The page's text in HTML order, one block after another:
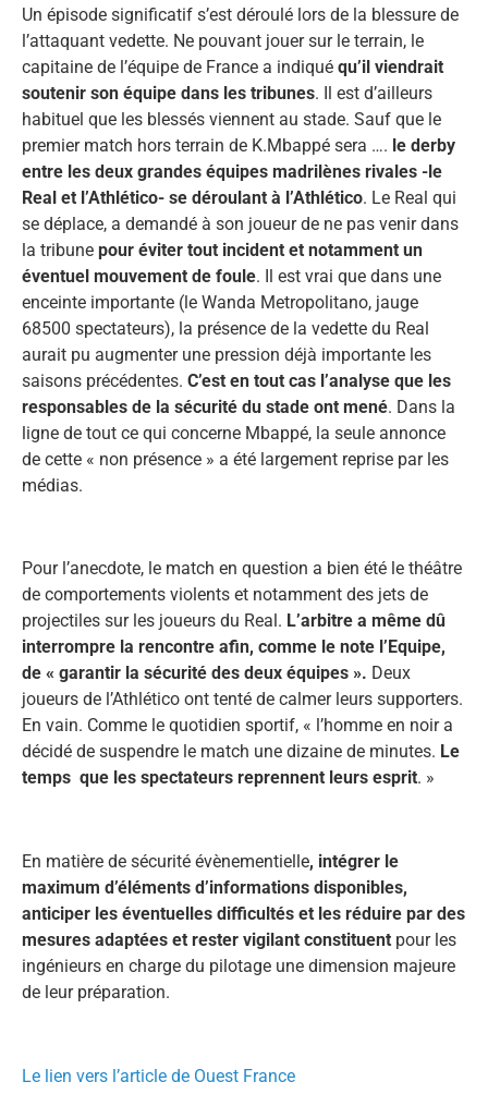
Un épisode significatif s’est déroulé lors de la blessure de
l’attaquant vedette. Ne pouvant jouer sur le terrain, le
capitaine de l’équipe de France a indiqué qu’il viendrait
soutenir son équipe dans les tribunes. Il est d’ailleurs
habituel que les blessés viennent au stade. Sauf que le
premier match hors terrain de K.Mbappé sera …. le derby
entre les deux grandes équipes madrilènes rivales -le
Real et l’Athlético- se déroulant à l’Athlético. Le Real qui
se déplace, a demandé à son joueur de ne pas venir dans
la tribune pour éviter tout incident et notamment un
éventuel mouvement de foule. Il est vrai que dans une
enceinte importante (le Wanda Metropolitano, jauge
68500 spectateurs), la présence de la vedette du Real
aurait pu augmenter une pression déjà importante les
saisons précédentes. C’est en tout cas l’analyse que les
responsables de la sécurité du stade ont mené. Dans la
ligne de tout ce qui concerne Mbappé, la seule annonce
de cette « non présence » a été largement reprise par les
médias.
Pour l’anecdote, le match en question a bien été le théâtre
de comportements violents et notamment des jets de
projectiles sur les joueurs du Real. L’arbitre a même dû
interrompre la rencontre afin, comme le note l’Equipe,
de « garantir la sécurité des deux équipes ». Deux
joueurs de l’Athlético ont tenté de calmer leurs supporters.
En vain. Comme le quotidien sportif, « l’homme en noir a
décidé de suspendre le match une dizaine de minutes. Le
temps que les spectateurs reprennent leurs esprit. »
En matière de sécurité évènementielle, intégrer le
maximum d’éléments d’informations disponibles,
anticiper les éventuelles difficultés et les réduire par des
mesures adaptées et rester vigilant constituent pour les
ingénieurs en charge du pilotage une dimension majeure
de leur préparation.
Le lien vers l’article de Ouest France